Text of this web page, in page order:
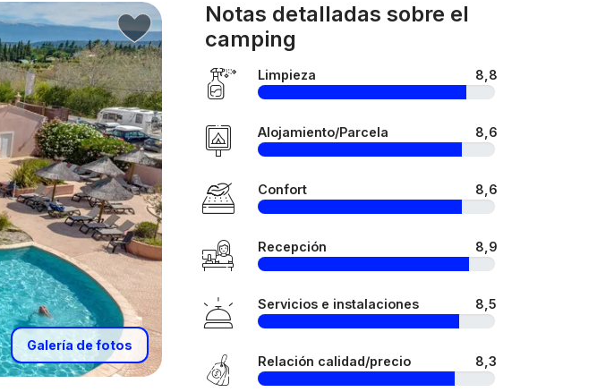
Galería de fotos
Notas detalladas sobre el
camping
Limpieza 8,8
Alojamiento/Parcela 8,6
Confort 8,6
Recepción 8,9
Servicios e instalaciones 8,5
Relación calidad/precio 8,3